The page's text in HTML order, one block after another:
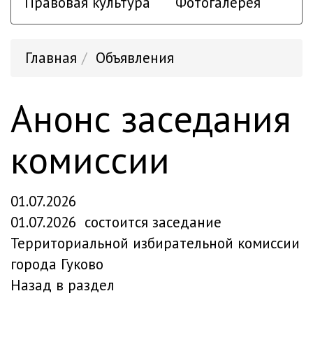
Главная Объявления
Анонс заседания
комиссии
01.07.2026
01.07.2026 состоится заседание
Территориальной избирательной комиссии
города Гуково
Назад в раздел